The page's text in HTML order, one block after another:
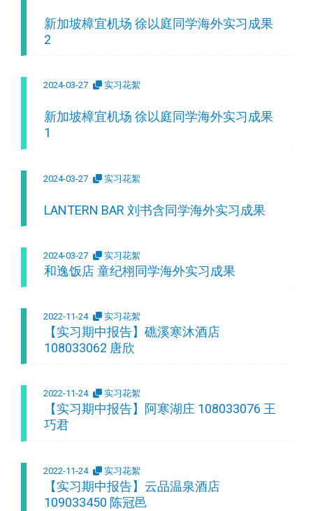
新加坡樟宜机场 徐以庭同学海外实习成果
2
2024-03-27 实习花絮
新加坡樟宜机场 徐以庭同学海外实习成果
1
2024-03-27 实习花絮
LANTERN BAR 刘书含同学海外实习成果
2024-03-27 实习花絮
和逸饭店 童纪栩同学海外实习成果
2022-11-24 实习花絮
【实习期中报告】礁溪寒沐酒店
108033062 唐欣
2022-11-24 实习花絮
【实习期中报告】阿寒湖庄 108033076 王
巧君
2022-11-24 实习花絮
【实习期中报告】云品温泉酒店
109033450 陈冠邑